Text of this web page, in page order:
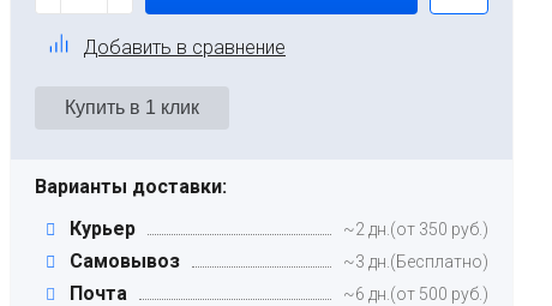
Добавить в сравнение
Варианты доставки:
Курьер
~2 дн.(от 350 руб.)
Самовывоз ~3 дн.(Бесплатно)
Почта ~6 дн.(от 500 руб.)